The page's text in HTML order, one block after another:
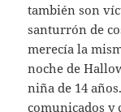
también son
santurrón de
merecía la
noche de
niña de 14
comunicados y